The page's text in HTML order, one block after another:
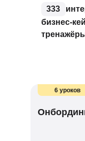
333
бизнес-
6 уроков